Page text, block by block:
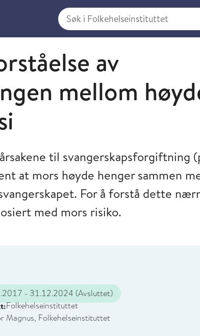
Søk i Folkehelseinstituttet
av
mellom
til svangerskapsforgiftning
at mors høyde henger sammen
For å forstå dette
med mors risiko.
- 31.12.2024 (Avsluttet)
Folkehelseinstituttet
Magnus, Folkehelseinstituttet